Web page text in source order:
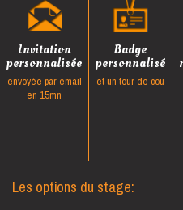
Invitation
personnalisée
envoyée par email
en 15mn
Badge
personnalisé
et un tour de cou
Les options du stage: